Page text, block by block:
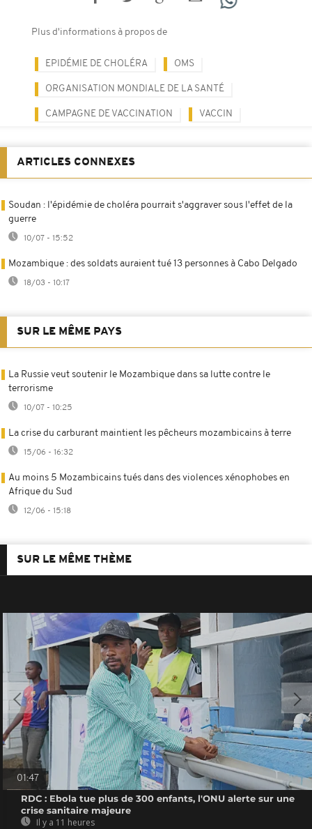
Plus d'informations à propos de
EPIDÉMIE DE CHOLÉRA OMS
ORGANISATION MONDIALE DE LA SANTÉ
CAMPAGNE DE VACCINATION VACCIN
ARTICLES CONNEXES
Soudan : l'épidémie de choléra pourrait s'aggraver sous l'effet de la
guerre
10/07 - 15:52
Mozambique : des soldats auraient tué 13 personnes à Cabo Delgado
18/03 - 10:17
SUR LE MÊME PAYS
La Russie veut soutenir le Mozambique dans sa lutte contre le
terrorisme
10/07 - 10:25
La crise du carburant maintient les pêcheurs mozambicains à terre
15/06 - 16:32
Au moins 5 Mozambicains tués dans des violences xénophobes en
Afrique du Sud
12/06 - 15:18
SUR LE MÊME THÈME
01:47
RDC : Ebola tue plus de 300 enfants, l'ONU alerte sur une
crise sanitaire majeure
Il y a 11 heures